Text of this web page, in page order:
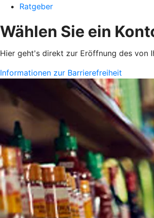
Ratgeber
Wählen Sie ein
Hier geht's direkt zur Eröffnung des von
Informationen zur Barrierefreiheit